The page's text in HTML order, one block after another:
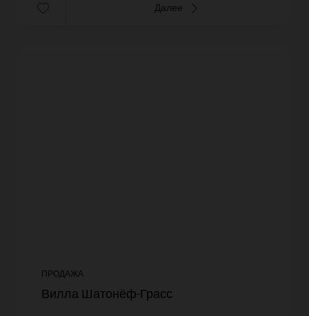
Далее
ПРОДАЖА
Вилла Шатонёф-Грасс